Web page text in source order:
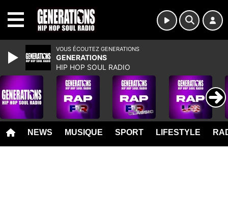
NEWS MUSIQUE SPORT LIFESTYLE
VOUS ÉCOUTEZ GENERATIONS
GENERATIONS
HIP HOP SOUL RADIO